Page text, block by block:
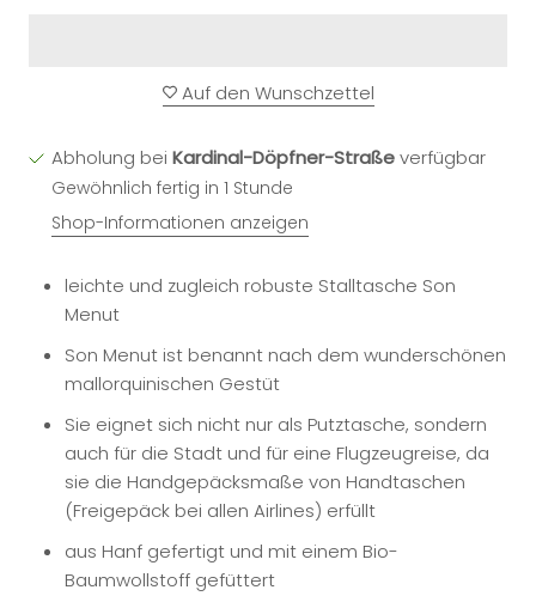
Auf den Wunschzettel
Abholung bei Kardinal-Döpfner-Straßeverfügbar
Gewöhnlich fertig in 1 Stunde
Shop-Informationen anzeigen
leichte und zugleich robuste Stalltasche Son
Menut
Son Menut ist benannt nach dem wunderschönen
mallorquinischen Gestüt
Sie eignet sich nicht nur als Putztasche, sondern
auch für die Stadt und für eine Flugzeugreise, da
sie die Handgepäcksmaße von Handtaschen
(Freigepäck bei allen Airlines) erfüllt
aus Hanf gefertigt und mit einem Bio-
Baumwollstoff gefüttert